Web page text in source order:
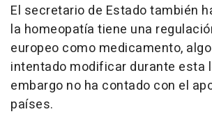
El secretario de Estado también
la homeopatía tiene una
europeo como medicamento,
intentado modificar durante esta
embargo no ha contado con el
países.